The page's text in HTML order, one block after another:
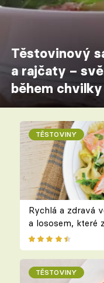
Těstovinový
a rajčaty –
během chvilky
TĚSTOVINY
Rychlá a zdravá
a lososem, které
TĚSTOVINY